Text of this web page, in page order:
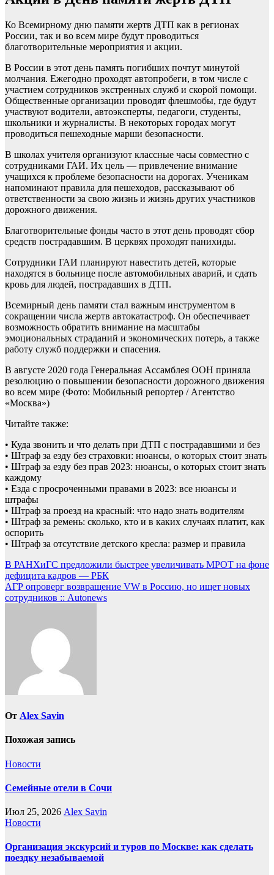
Ко Всемирному дню памяти жертв ДТП как в регионах
России, так и во всем мире будут проводиться
благотворительные мероприятия и акции.
В России в этот день память погибших почтут минутой
молчания. Ежегодно проходят автопробеги, в том числе с
участием сотрудников экстренных служб и скорой помощи.
Общественные организации проводят флешмобы, где будут
участвуют водители, автоэксперты, педагоги, студенты,
школьники и журналисты. В некоторых городах могут
проводиться пешеходные марши безопасности.
В школах учителя организуют классные часы совместно с
сотрудниками ГАИ. Их цель — привлечение внимание
учащихся к проблеме безопасности на дорогах. Ученикам
напоминают правила для пешеходов, рассказывают об
ответственности за свою жизнь и жизнь других участников
дорожного движения.
Благотворительные фонды часто в этот день проводят сбор
средств пострадавшим. В церквях проходят панихиды.
Сотрудники ГАИ планируют навестить детей, которые
находятся в больнице после автомобильных аварий, и сдать
кровь для людей, пострадавших в ДТП.
Всемирный день памяти стал важным инструментом в
сокращении числа жертв автокатастроф. Он обеспечивает
возможность обратить внимание на масштабы
эмоциональных страданий и экономических потерь, а также
работу служб поддержки и спасения.
В августе 2020 года Генеральная Ассамблея ООН приняла
резолюцию о повышении безопасности дорожного движения
во всем мире (Фото: Мобильный репортер / Агентство
«Москва»)
Читайте также:
• Куда звонить и что делать при ДТП с пострадавшими и без
• Штраф за езду без страховки: нюансы, о которых стоит знать
• Штраф за езду без прав 2023: нюансы, о которых стоит знать
каждому
• Езда с просроченными правами в 2023: все нюансы и
штрафы
• Штраф за проезд на красный: что надо знать водителям
• Штраф за ремень: сколько, кто и в каких случаях платит, как
оспорить
• Штраф за отсутствие детского кресла: размер и правила
Навигация
по
записям
В РАНХиГС предложили быстрее увеличивать МРОТ на фоне
дефицита кадров — РБК
АГР опроверг возвращение VW в Россию, но ищет новых
сотрудников :: Autonews
От Alex Savin
Похожая запись
Новости
Семейные отели в Сочи
Июл 25, 2026 Alex Savin
Новости
Организация экскурсий и туров по Москве: как сделать
поездку незабываемой